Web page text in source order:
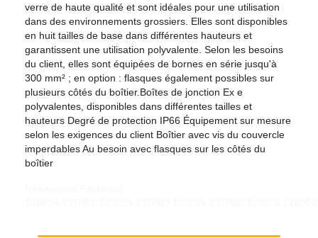
verre de haute qualité et sont idéales pour une utilisation
dans des environnements grossiers. Elles sont disponibles
en huit tailles de base dans différentes hauteurs et
garantissent une utilisation polyvalente. Selon les besoins
du client, elles sont équipées de bornes en série jusqu'à
300 mm² ; en option : flasques également possibles sur
plusieurs côtés du boîtier.Boîtes de jonction Ex e
polyvalentes, disponibles dans différentes tailles et
hauteurs Degré de protection IP66 Équipement sur mesure
selon les exigences du client Boîtier avec vis du couvercle
imperdables Au besoin avec flasques sur les côtés du
boîtier